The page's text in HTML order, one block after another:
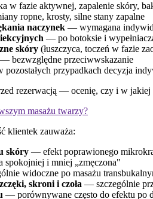
w fazie aktywnej, zapalenie skóry,
ropne, krosty, silne stany zapalne
naczynek — wymagana
— po botoksie i
skóry (łuszczyca, toczeń w fazie
bezwzględne przeciwwskazanie
przypadkach decyzja
rezerwacją — ocenię, czy i w jakiej
masażu twarzy?
klientek zauważa:
skóry — efekt poprawionego
i mniej „zmęczona"
widoczne po masażu
skroni i czoła — szczególnie
— porównywane często do efektu po